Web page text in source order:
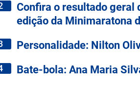
Confira o resultado geral
edição da Minimaratona
Personalidade: Nilton
Bate-bola: Ana Maria